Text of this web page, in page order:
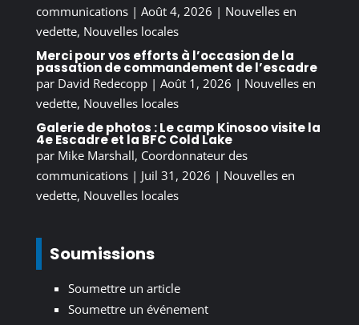
communications| Août 4, 2026 | Nouvelles en
vedette, Nouvelles locales
Merci pour vos efforts à l’occasion de la
passation de commandement de l’escadre
par David Redecopp| Août 1, 2026 | Nouvelles en
vedette, Nouvelles locales
Galerie de photos : Le camp Kinosoo visite la
4e Escadre et la BFC Cold Lake
par Mike Marshall, Coordonnateur des
communications| Juil 31, 2026 | Nouvelles en
vedette, Nouvelles locales
Soumissions
Soumettre un article
Soumettre un événement